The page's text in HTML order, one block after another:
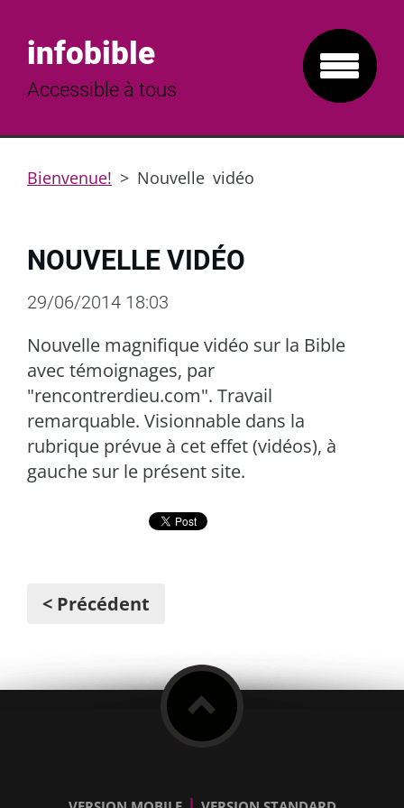
infobible
Accessible à tous
Bienvenue! > Nouvelle vidéo
NOUVELLE VIDÉO
29/06/2014 18:03
Nouvelle magnifique vidéo sur la Bible
avec témoignages, par
"rencontrerdieu.com". Travail
remarquable. Visionnable dans la
rubrique prévue à cet effet (vidéos), à
gauche sur le présent site.
< Précédent